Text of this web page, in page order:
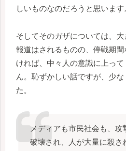
しいものなのだろうと思います
そしてそのガザについては、
報道はされるものの、停戦期
ければ、中々人の意識に上っ
ん。恥ずかしい話ですが、少
た。
メディアも市民社会も、攻
破壊され、人が大量に殺さ